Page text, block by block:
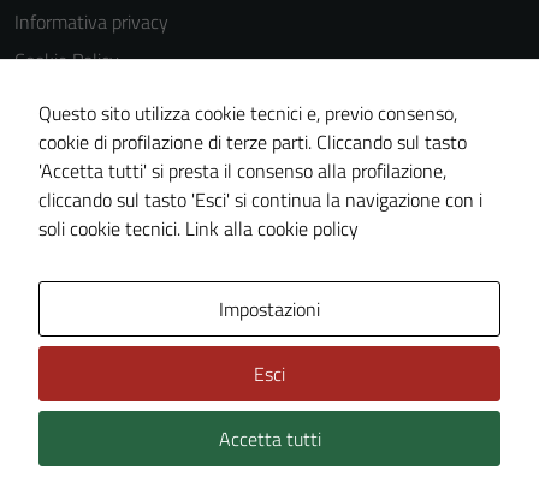
Informativa privacy
Cookie Policy
Note legali
Dichiarazione di accessibilità
Meccanismo di feedback
Piano di miglioramento del sito
Technical Design s.r.l.
Questo sito utilizza cookie tecnici e, previo consenso,
cookie di profilazione di terze parti. Cliccando sul tasto
'Accetta tutti' si presta il consenso alla profilazione,
cliccando sul tasto 'Esci' si continua la navigazione con i
soli cookie tecnici. Link alla cookie policy
Impostazioni
Esci
Accetta tutti